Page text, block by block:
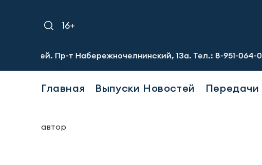
16+
Пр-т Набережночелнинский, 13а. Тел.: 8-951-064-02-12
Главная Выпуски Новостей Передачи
автор